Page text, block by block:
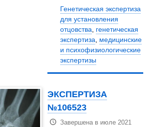
Генетическая экспертиза
для установления
отцовства, генетическая
экспертиза, медицинские
и психофизиологические
экспертизы
ЭКСПЕРТИЗА
№106523
Завершена в июле 2021